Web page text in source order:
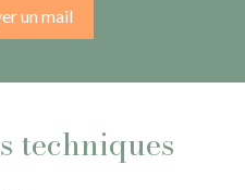
un mail
techniques